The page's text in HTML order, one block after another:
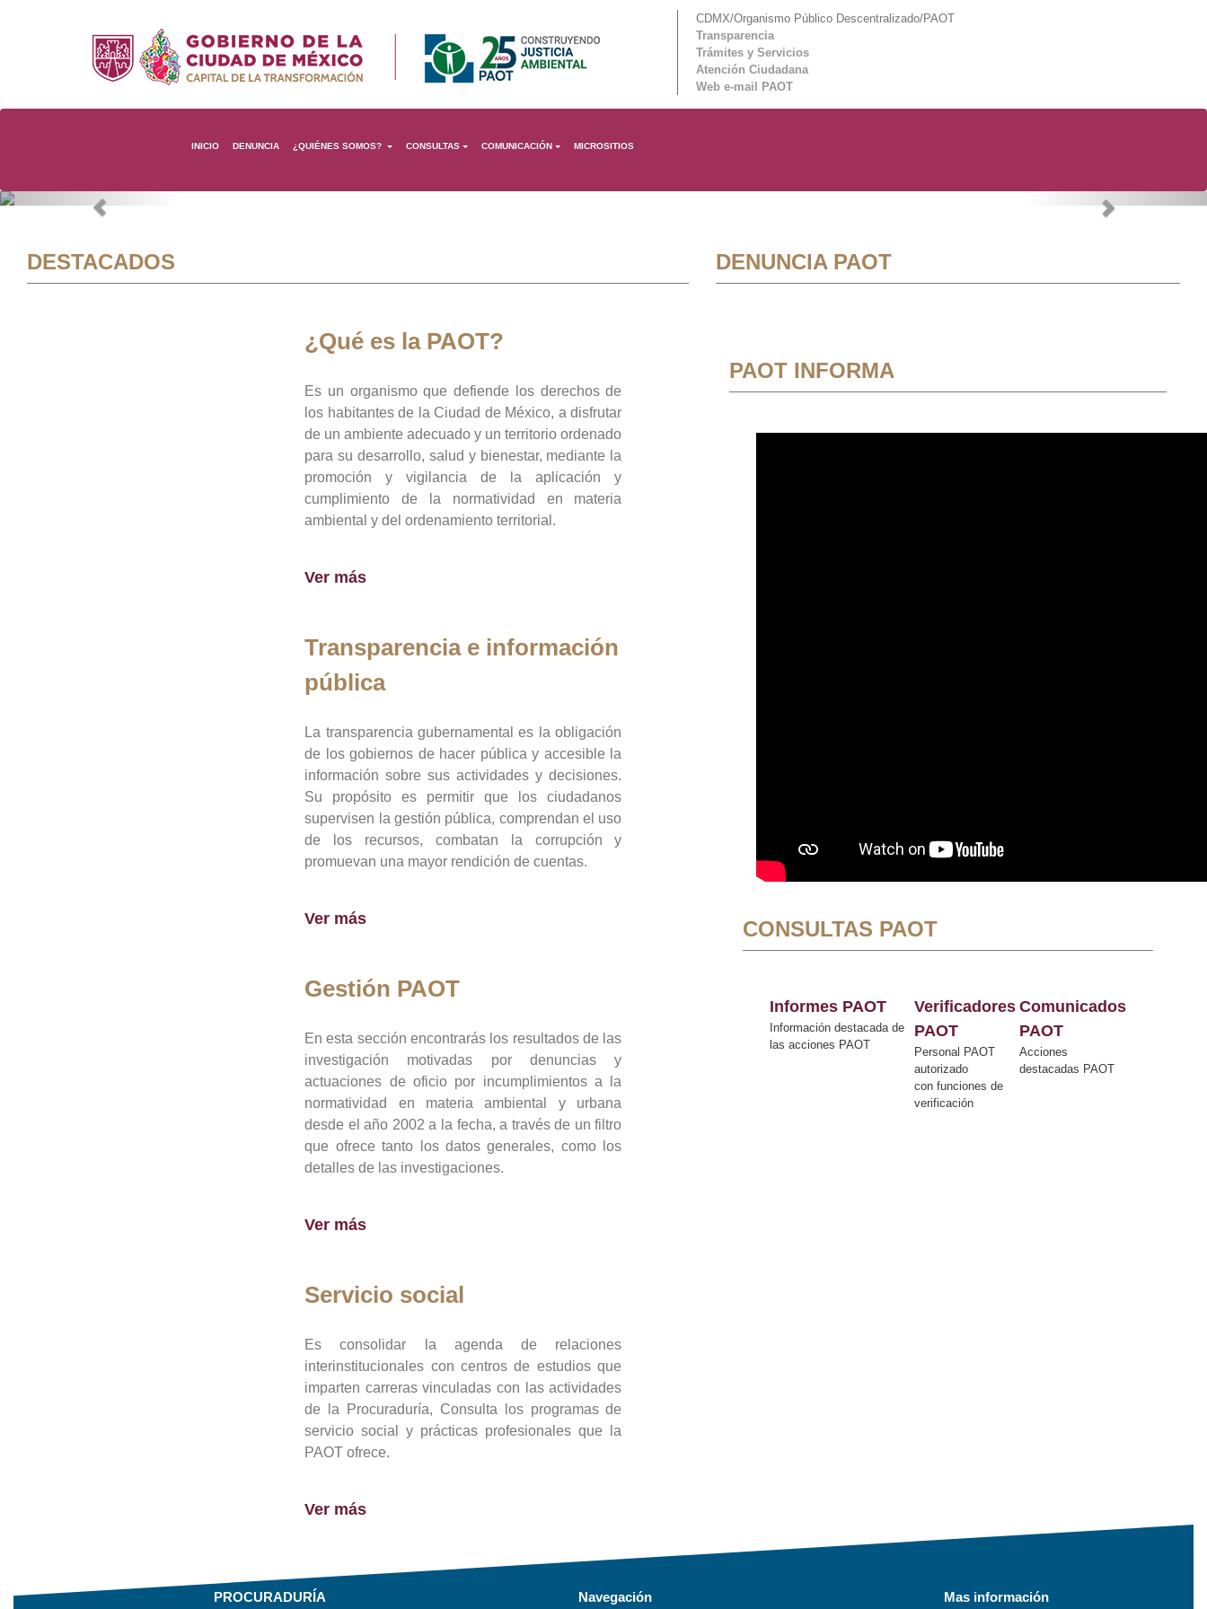
CDMX/Organismo Público Descentralizado/PAOT
Transparencia
Trámites y Servicios
Atención Ciudadana
Web e-mail PAOT
INICIO DENUNCIA ¿QUIÉNES SOMOS? CONSULTAS COMUNICACIÓN MICROSITIOS
Previous Next
DESTACADOS
¿Qué es la PAOT?
Es un organismo que defiende los derechos de
los habitantes de la Ciudad de México, a disfrutar
de un ambiente adecuado y un territorio ordenado
para su desarrollo, salud y bienestar, mediante la
promoción y vigilancia de la aplicación y
cumplimiento de la normatividad en materia
ambiental y del ordenamiento territorial.
Ver más
Transparencia e información
pública
La transparencia gubernamental es la obligación
de los gobiernos de hacer pública y accesible la
información sobre sus actividades y decisiones.
Su propósito es permitir que los ciudadanos
supervisen la gestión pública, comprendan el uso
de los recursos, combatan la corrupción y
promuevan una mayor rendición de cuentas.
Ver más
Gestión PAOT
En esta sección encontrarás los resultados de las
investigación motivadas por denuncias y
actuaciones de oficio por incumplimientos a la
normatividad en materia ambiental y urbana
desde el año 2002 a la fecha, a través de un filtro
que ofrece tanto los datos generales, como los
detalles de las investigaciones.
Ver más
Servicio social
Es consolidar la agenda de relaciones
interinstitucionales con centros de estudios que
imparten carreras vinculadas con las actividades
de la Procuraduría, Consulta los programas de
servicio social y prácticas profesionales que la
PAOT ofrece.
Ver más
DENUNCIA PAOT
PAOT INFORMA
CONSULTAS PAOT
Informes PAOT
Información destacada de
las acciones PAOT
Verificadores
PAOT
Personal PAOT
autorizado
con funciones de
verificación
Comunicados
PAOT
Acciones
destacadas PAOT
PROCURADURÍA Navegación Mas información